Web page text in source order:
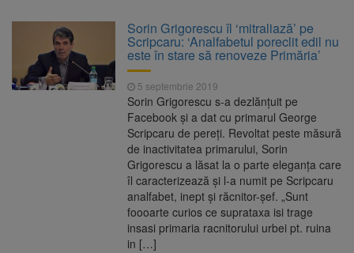
Sorin Grigorescu îl ‘mitraliază’ pe
Scripcaru: ‘Analfabetul poreclit edil nu
este în stare să renoveze Primăria’
5 septembrie 2019
Sorin Grigorescu s-a dezlănțuit pe
Facebook și a dat cu primarul George
Scripcaru de pereți. Revoltat peste măsură
de inactivitatea primarului, Sorin
Grigorescu a lăsat la o parte eleganța care
îl caracterizează și l-a numit pe Scripcaru
analfabet, inept și răcnitor-șef. „Sunt
foooarte curios ce suprataxa isi trage
insasi primaria racnitorului urbei pt. ruina
in […]